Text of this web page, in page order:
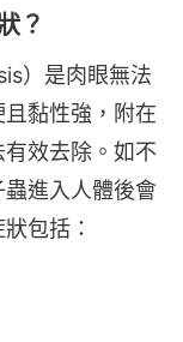
？
）是肉眼無法
黏性強，附在
效去除。如不
進入人體後會
包括：